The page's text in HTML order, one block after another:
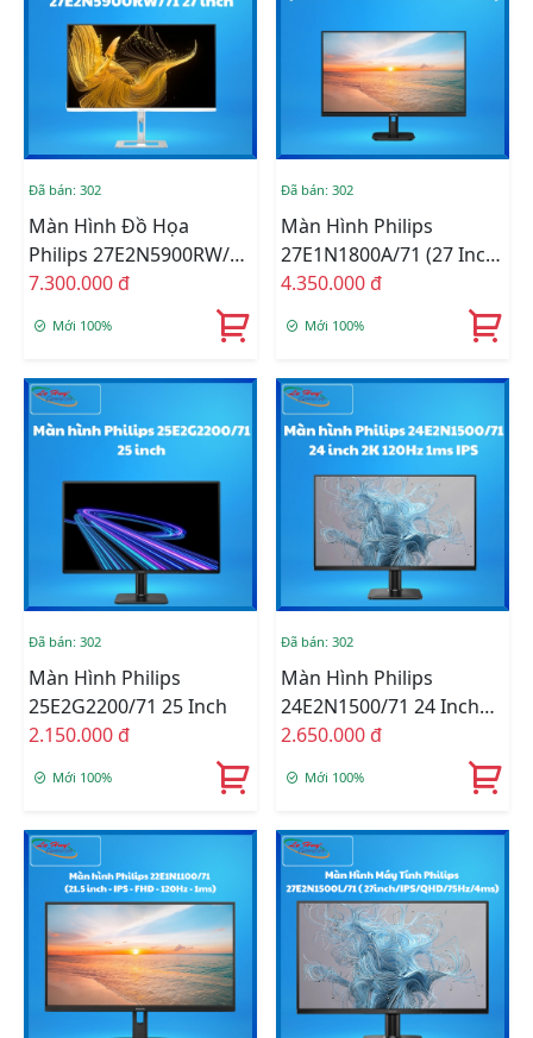
Đã bán: 302
Màn Hình Đồ Họa
Philips 27E2N5900RW/71
27 Inch
7.300.000 đ
Mới 100%
Đã bán: 302
Màn Hình Philips
27E1N1800A/71 (27 Inch
- 4K - IPS - 60Hz - 4ms -
4.350.000 đ
Mới 100%
Đã bán: 302
Màn Hình Philips
25E2G2200/71 25 Inch
2.150.000 đ
Mới 100%
Đã bán: 302
Màn Hình Philips
24E2N1500/71 24 Inch
2K 120Hz 1ms IPS
2.650.000 đ
Mới 100%